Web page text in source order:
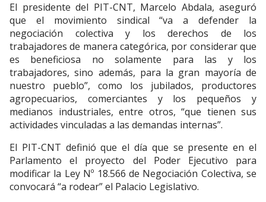
El presidente del PIT-CNT, Marcelo Abdala, aseguró
que el movimiento sindical “va a defender la
negociación colectiva y los derechos de los
trabajadores de manera categórica, por considerar que
es beneficiosa no solamente para las y los
trabajadores, sino además, para la gran mayoría de
nuestro pueblo”, como los jubilados, productores
agropecuarios, comerciantes y los pequeños y
medianos industriales, entre otros, “que tienen sus
actividades vinculadas a las demandas internas”.
El PIT-CNT definió que el día que se presente en el
Parlamento el proyecto del Poder Ejecutivo para
modificar la Ley Nº 18.566 de Negociación Colectiva, se
convocará “a rodear” el Palacio Legislativo.